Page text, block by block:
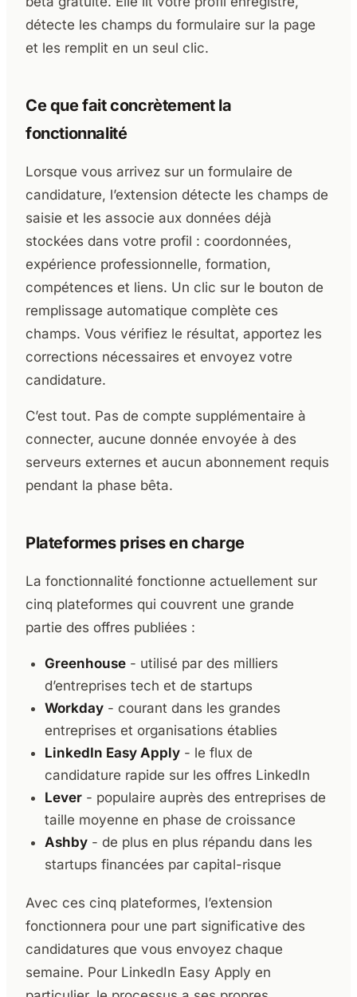
détecte les champs du formulaire sur la page
et les remplit en un seul clic.
Ce que fait concrètement la
fonctionnalité
Lorsque vous arrivez sur un formulaire de
candidature, l’extension détecte les champs de
saisie et les associe aux données déjà
stockées dans votre profil : coordonnées,
expérience professionnelle, formation,
compétences et liens. Un clic sur le bouton de
remplissage automatique complète ces
champs. Vous vérifiez le résultat, apportez les
corrections nécessaires et envoyez votre
candidature.
C’est tout. Pas de compte supplémentaire à
connecter, aucune donnée envoyée à des
serveurs externes et aucun abonnement requis
pendant la phase bêta.
Plateformes prises en charge
La fonctionnalité fonctionne actuellement sur
cinq plateformes qui couvrent une grande
partie des offres publiées :
Greenhouse - utilisé par des milliers
d’entreprises tech et de startups
Workday - courant dans les grandes
entreprises et organisations établies
LinkedIn Easy Apply - le flux de
candidature rapide sur les offres LinkedIn
Lever - populaire auprès des entreprises de
taille moyenne en phase de croissance
Ashby - de plus en plus répandu dans les
startups financées par capital-risque
Avec ces cinq plateformes, l’extension
fonctionnera pour une part significative des
candidatures que vous envoyez chaque
semaine. Pour LinkedIn Easy Apply en